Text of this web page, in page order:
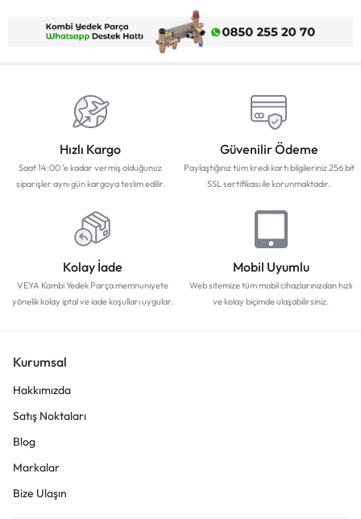
Hızlı Kargo
Saat 14:00 'e kadar vermiş olduğunuz
siparişler aynı gün kargoya teslim edilir.
Güvenilir Ödeme
Paylaştığınız tüm kredi kartı bilgileriniz 256 bit
SSL sertifikası ile korunmaktadır.
Kolay İade
VEYA Kombi Yedek Parça memnuniyete
yönelik kolay iptal ve iade koşulları uygular.
Mobil Uyumlu
Web sitemize tüm mobil cihazlarınızdan hızlı
ve kolay biçimde ulaşabilirsiniz.
Kurumsal
Hakkımızda
Satış Noktaları
Blog
Markalar
Bize Ulaşın